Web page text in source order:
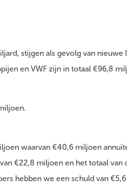
stijgen als gevolg van
en VWF zijn in totaal €96,8
waarvan €40,6 miljoen
€22,8 miljoen en het totaal van
hebben we een schuld van